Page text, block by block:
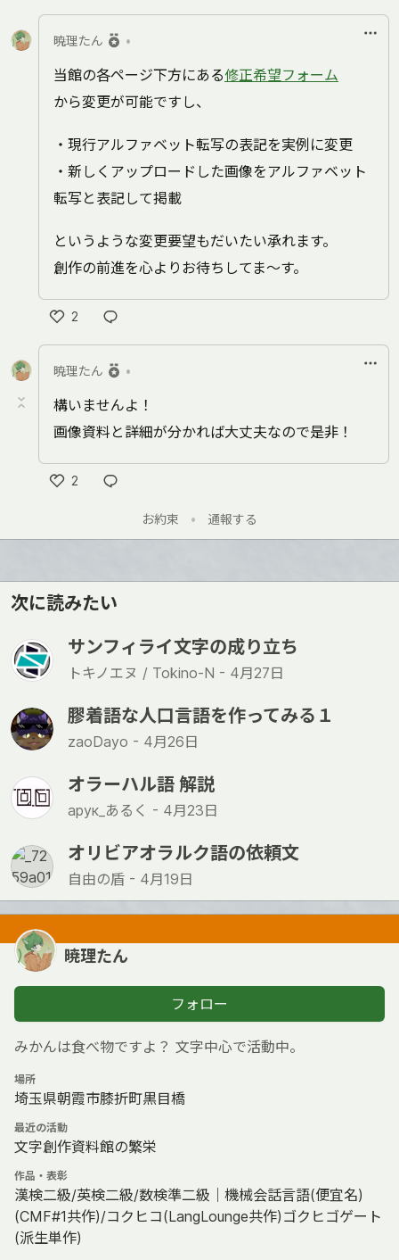
い
ね
暁理たん •
当館の各ページ下方にある修正希望フォーム
から変更が可能ですし、
・現行アルファベット転写の表記を実例に変更
・新しくアップロードした画像をアルファベット
転写と表記して掲載
というような変更要望もだいたい承れます。
創作の前進を心よりお待ちしてま～す。
2
い
ね
暁理たん •
構いませんよ！
画像資料と詳細が分かれば大丈夫なので是非！
2
ね
お約束 • 通報する
次に読みたい
サンフィライ文字の成り立ち
トキノエヌ / Tokino-N - 4月27日
膠着語な人口言語を作ってみる１
zaoDayo - 4月26日
オラーハル語 解説
арук_あるく - 4月23日
オリビアオラルク語の依頼文
自由の盾 - 4月19日
暁理たん
フォロー
みかんは食べ物ですよ？ 文字中心で活動中。
場所
埼玉県朝霞市膝折町黒目橋
最近の活動
文字創作資料館の繁栄
作品・表彰
漢検二級/英検二級/数検準二級｜機械会話言語(便宜名)
(CMF#1共作)/コクヒコ(LangLounge共作)ゴクヒゴゲート
(派生単作)